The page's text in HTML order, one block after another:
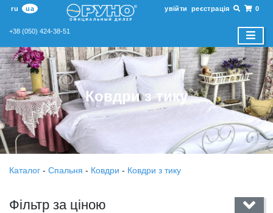
ru ua увійти реєстрація 0
+38 (050) 424-38-51
Ковдри з тику
Каталог - Спальня - Ковдри - Ковдри з тику
Фільтр за ціною